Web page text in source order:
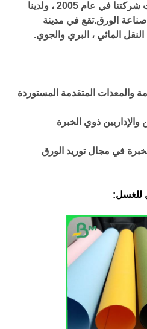
والمنتجات ذات الصلة.تأسست شركتنا في عام 2005 ، ولدينا
الورق.تقع في مدينة
المائي ، البري والجوي.
والمعدات المتقدمة المستوردة
ذوي الخبرة
في مجال توريد الورق
للغسل: